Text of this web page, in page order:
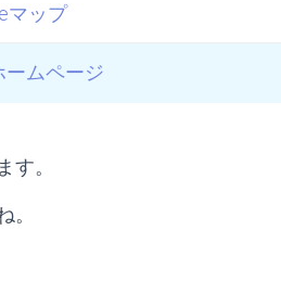
マップ
ームページ
す。
。